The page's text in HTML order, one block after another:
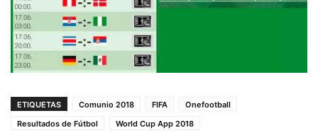
ETIQUETAS Comunio 2018 FIFA
Onefootball
Resultados de Fútbol
World Cup App 2018